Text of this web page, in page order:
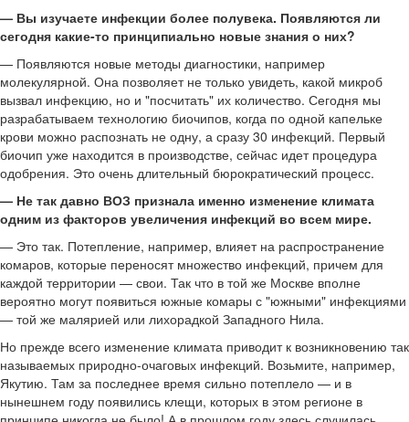
— Вы изучаете инфекции более полувека. Появляются ли
сегодня какие-то принципиально новые знания о них?
— Появляются новые методы диагностики, например
молекулярной. Она позволяет не только увидеть, какой микроб
вызвал инфекцию, но и "посчитать" их количество. Сегодня мы
разрабатываем технологию биочипов, когда по одной капельке
крови можно распознать не одну, а сразу 30 инфекций. Первый
биочип уже находится в производстве, сейчас идет процедура
одобрения. Это очень длительный бюрократический процесс.
— Не так давно ВОЗ признала именно изменение климата
одним из факторов увеличения инфекций во всем мире.
— Это так. Потепление, например, влияет на распространение
комаров, которые переносят множество инфекций, причем для
каждой территории — свои. Так что в той же Москве вполне
вероятно могут появиться южные комары с "южными" инфекциями
— той же малярией или лихорадкой Западного Нила.
Но прежде всего изменение климата приводит к возникновению так
называемых природно-очаговых инфекций. Возьмите, например,
Якутию. Там за последнее время сильно потеплело — и в
нынешнем году появились клещи, которых в этом регионе в